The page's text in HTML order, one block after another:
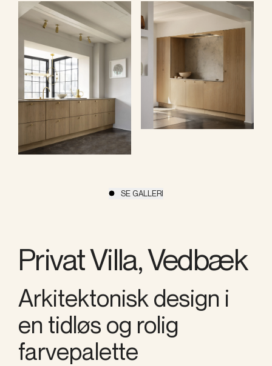
SE GALLERI
Privat Villa, Vedbæk
Arkitektonisk design i
en tidløs og rolig
farvepalette